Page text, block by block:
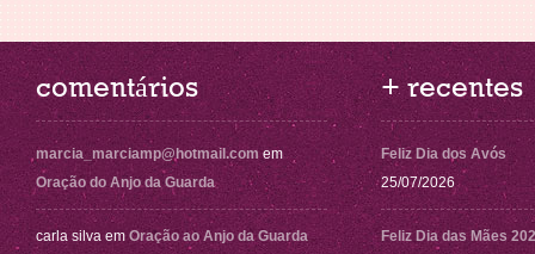
comentários
marcia_marciamp@hotmail.com em
Oração do Anjo da Guarda
carla silva em Oração ao Anjo da Guarda
+ recentes
Feliz Dia dos Avós
25/07/2026
Feliz Dia das Mães